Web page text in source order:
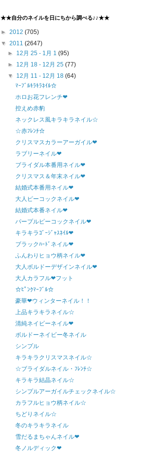
★★自分のネイルを日にちから調べる♪♪★★
► 2012 (705)
▼ 2011 (2647)
► 12月 25 - 1月 1(95)
► 12月 18 - 12月 25(77)
▼ 12月 11 - 12月 18(64)
ﾏｰﾌﾞﾙｷﾗｷﾗﾈｲﾙ☆
ホロお花フレンチ❤
控えめ赤豹
ネックレス風キラキラネイル☆
☆赤ﾌﾚﾝﾁ☆
クリスマスカラーアーガイル❤
ラブリーネイル❤
ブライダル本番用ネイル❤
クリスマス＆年末ネイル❤
結婚式本番用ネイル❤
大人ピーコックネイル❤
結婚式本番ネイル❤
パープルピーコックネイル❤
キラキラｺﾞｰｼﾞｬｽﾈｲﾙ❤
ブラックﾊｰﾄﾞネイル❤
ふんわりヒョウ柄ネイル❤
大人ボルドーデザインネイル❤
大人カラフル❤フット
☆ﾋﾟﾝｸﾏｰﾌﾞﾙ☆
豪華❤ウィンターネイル！！
上品キラキラネイル☆
清純ネイビーネイル❤
ボルドーネイビー冬ネイル
シンプル
キラキラクリスマスネイル☆
☆ブライダルネイル・ﾌﾚﾝﾁ☆
キラキラ結晶ネイル☆
シンプルアーガイルチェックネイル☆
カラフルヒョウ柄ネイル☆
ちどりネイル☆
冬のキラキラネイル
雪だるまちゃんネイル❤
冬ノルディック❤